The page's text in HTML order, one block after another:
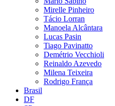
Mirelle Pinheiro
Tácio Lorran
Manoela Alcântara
Lucas Pasin
Tiago Pavinatto
Demétrio Vecchioli
Reinaldo Azevedo
Milena Teixeira
Rodrigo França
Brasil
DF